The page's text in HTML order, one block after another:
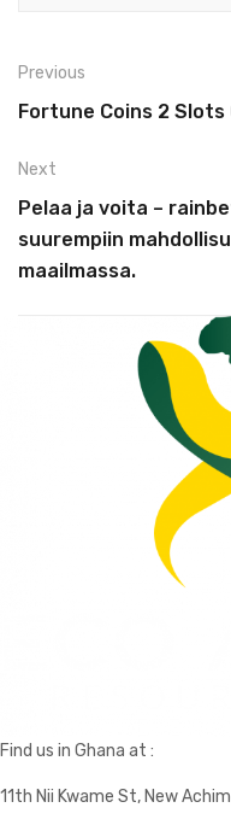
Previous
Fortune Coins 2
Next
Pelaa ja voita –
suurempiin
maailmassa.
Find us in Ghana at :
11th Nii Kwame St, New